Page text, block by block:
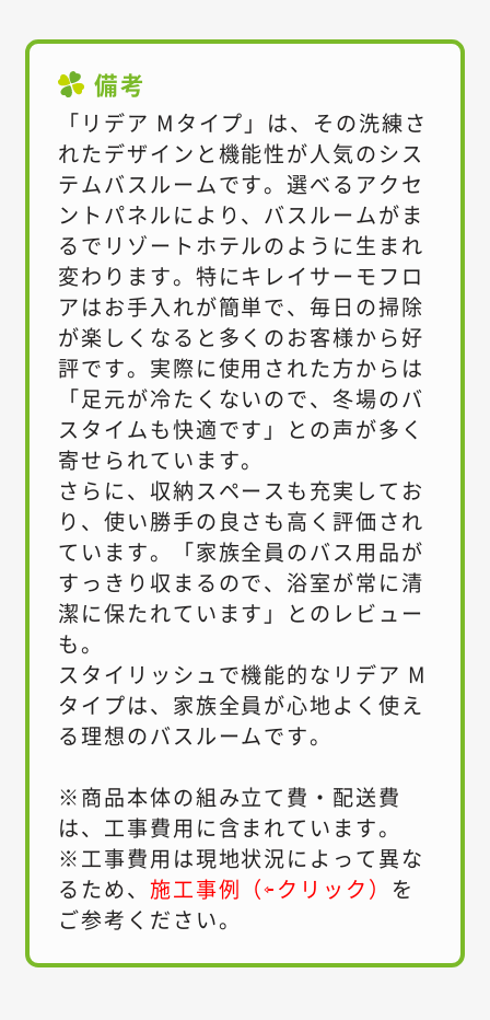
備考
「リデア Mタイプ」は、その洗練さ
れたデザインと機能性が人気のシス
テムバスルームです。選べるアクセ
ントパネルにより、バスルームがま
るでリゾートホテルのように生まれ
変わります。特にキレイサーモフロ
アはお手入れが簡単で、毎日の掃除
が楽しくなると多くのお客様から好
評です。実際に使用された方からは
「足元が冷たくないので、冬場のバ
スタイムも快適です」との声が多く
寄せられています。
さらに、収納スペースも充実してお
り、使い勝手の良さも高く評価され
ています。「家族全員のバス用品が
すっきり収まるので、浴室が常に清
潔に保たれています」とのレビュー
も。
スタイリッシュで機能的なリデア M
タイプは、家族全員が心地よく使え
る理想のバスルームです。
※商品本体の組み立て費・配送費
は、工事費用に含まれています。
※工事費用は現地状況によって異な
るため、 施工事例（⇦クリック） を
ご参考ください。